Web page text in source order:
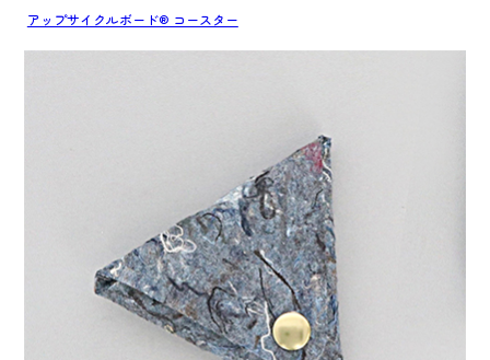
アップサイクルボード® コースター